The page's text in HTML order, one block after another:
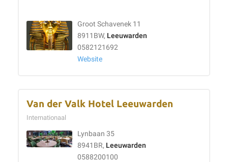
Groot Schavenek 11
8911BW, Leeuwarden
0582121692
Website
Van der Valk Hotel Leeuwarden
Internationaal
Lynbaan 35
8941BR, Leeuwarden
0588200100